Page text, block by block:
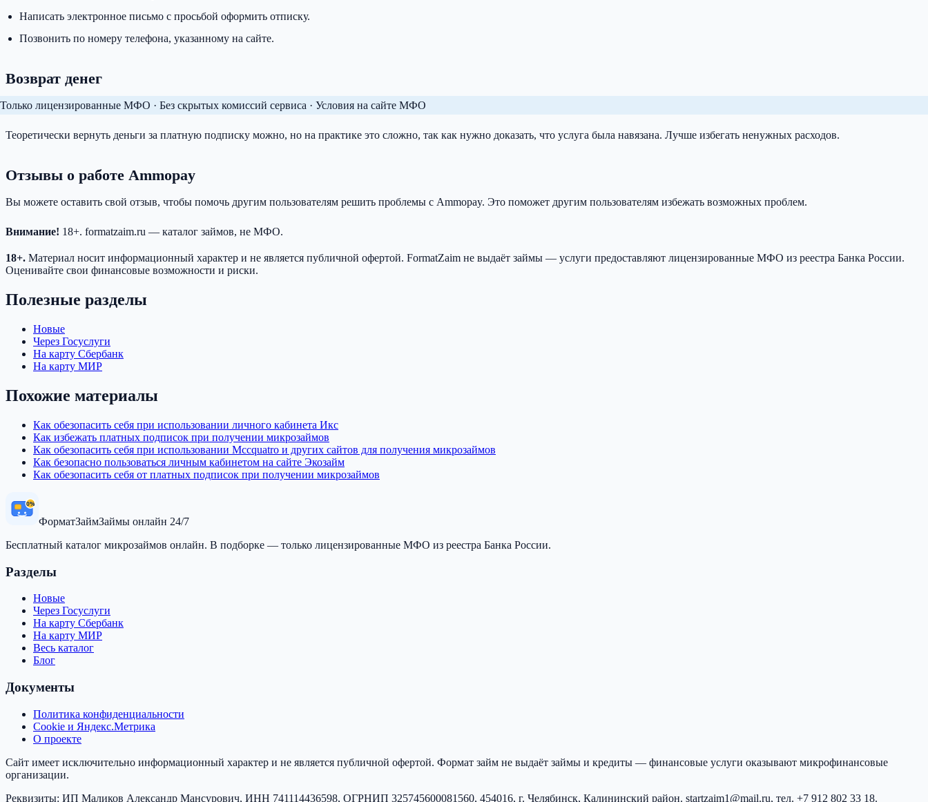
Написать электронное письмо с просьбой оформить отписку.
Позвонить по номеру телефона, указанному на сайте.
Возврат денег
Только лицензированные МФО · Без скрытых комиссий сервиса · Условия на сайте МФО
Теоретически вернуть деньги за платную подписку можно, но на практике это сложно, так как нужно доказать, что услуга была навязана. Лучше избегать ненужных расходов.
Отзывы о работе Ammopay
Вы можете оставить свой отзыв, чтобы помочь другим пользователям решить проблемы с Ammopay. Это поможет другим пользователям избежать возможных проблем.
Внимание! 18+. formatzaim.ru — каталог займов, не МФО.
18+. Материал носит информационный характер и не является публичной офертой. FormatZaim не выдаёт займы — услуги предоставляют лицензированные МФО из реестра Банка России.
Оценивайте свои финансовые возможности и риски.
Полезные разделы
Новые
Через Госуслуги
На карту Сбербанк
На карту МИР
Похожие материалы
Как обезопасить себя при использовании личного кабинета Икс
Как избежать платных подписок при получении микрозаймов
Как обезопасить себя при использовании Mccquatro и других сайтов для получения микрозаймов
Как безопасно пользоваться личным кабинетом на сайте Экозайм
Как обезопасить себя от платных подписок при получении микрозаймов
0%
ФорматЗаймЗаймы онлайн 24/7
Бесплатный каталог микрозаймов онлайн. В подборке — только лицензированные МФО из реестра Банка России.
Разделы
Новые
Через Госуслуги
На карту Сбербанк
На карту МИР
Весь каталог
Блог
Документы
Политика конфиденциальности
Cookie и Яндекс.Метрика
О проекте
Сайт имеет исключительно информационный характер и не является публичной офертой. Формат займ не выдаёт займы и кредиты — финансовые услуги оказывают микрофинансовые
организации.
Реквизиты: ИП Маликов Александр Мансурович, ИНН 741114436598, ОГРНИП 325745600081560, 454016, г. Челябинск, Калининский район. startzaim1@mail.ru, тел. +7 912 802 33 18.